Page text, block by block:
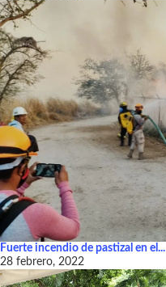
Fuerte incendio de pastizal en el...
28 febrero, 2022